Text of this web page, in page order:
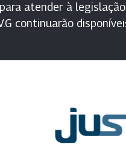
atender à
continuarão